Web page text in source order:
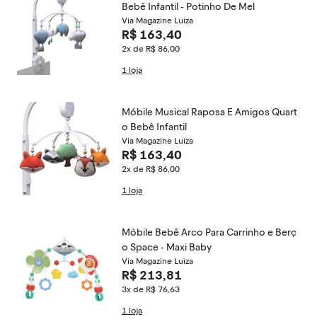
Bebê Infantil - Potinho De Mel
Via Magazine Luiza
R$ 163,40
2x de R$ 86,00
1 loja
Móbile Musical Raposa E Amigos Quart
o Bebê Infantil
Via Magazine Luiza
R$ 163,40
2x de R$ 86,00
1 loja
Móbile Bebê Arco Para Carrinho e Berç
o Space - Maxi Baby
Via Magazine Luiza
R$ 213,81
3x de R$ 76,63
1 loja